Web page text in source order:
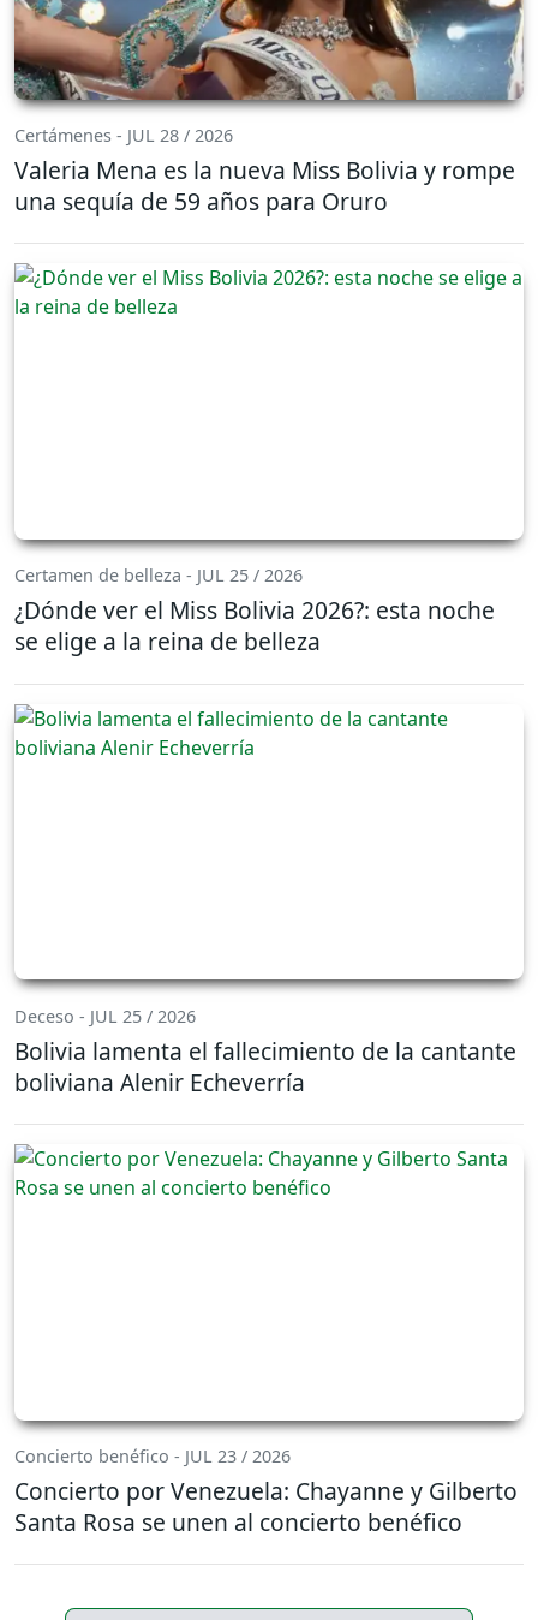
Certámenes - JUL 28 / 2026
Valeria Mena es la nueva Miss Bolivia y rompe
una sequía de 59 años para Oruro
Certamen de belleza - JUL 25 / 2026
¿Dónde ver el Miss Bolivia 2026?: esta noche
se elige a la reina de belleza
Deceso - JUL 25 / 2026
Bolivia lamenta el fallecimiento de la cantante
boliviana Alenir Echeverría
Concierto benéfico - JUL 23 / 2026
Concierto por Venezuela: Chayanne y Gilberto
Santa Rosa se unen al concierto benéfico